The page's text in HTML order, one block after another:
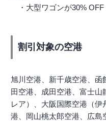
・大型ワゴンが30% OFF
割引対象の空港
旭川空港、新千歳空港、函
田空港、成田空港、富士山
レア）、大阪国際空港（
港、岡山桃太郎空港、広島